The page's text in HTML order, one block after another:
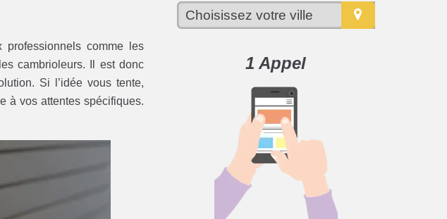
professionnels comme les
cambrioleurs. Il est donc
Si l’idée vous tente,
à vos attentes spécifiques.
1 Appel